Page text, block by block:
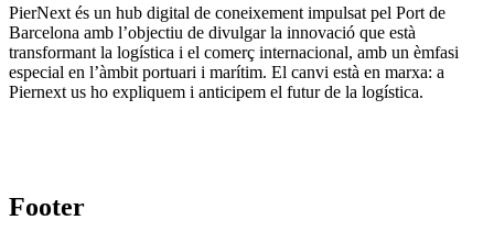
PierNext és un hub digital de coneixement impulsat pel Port de
Barcelona amb l’objectiu de divulgar la innovació que està
transformant la logística i el comerç internacional, amb un èmfasi
especial en l’àmbit portuari i marítim. El canvi està en marxa: a
Piernext us ho expliquem i anticipem el futur de la logística.
Footer